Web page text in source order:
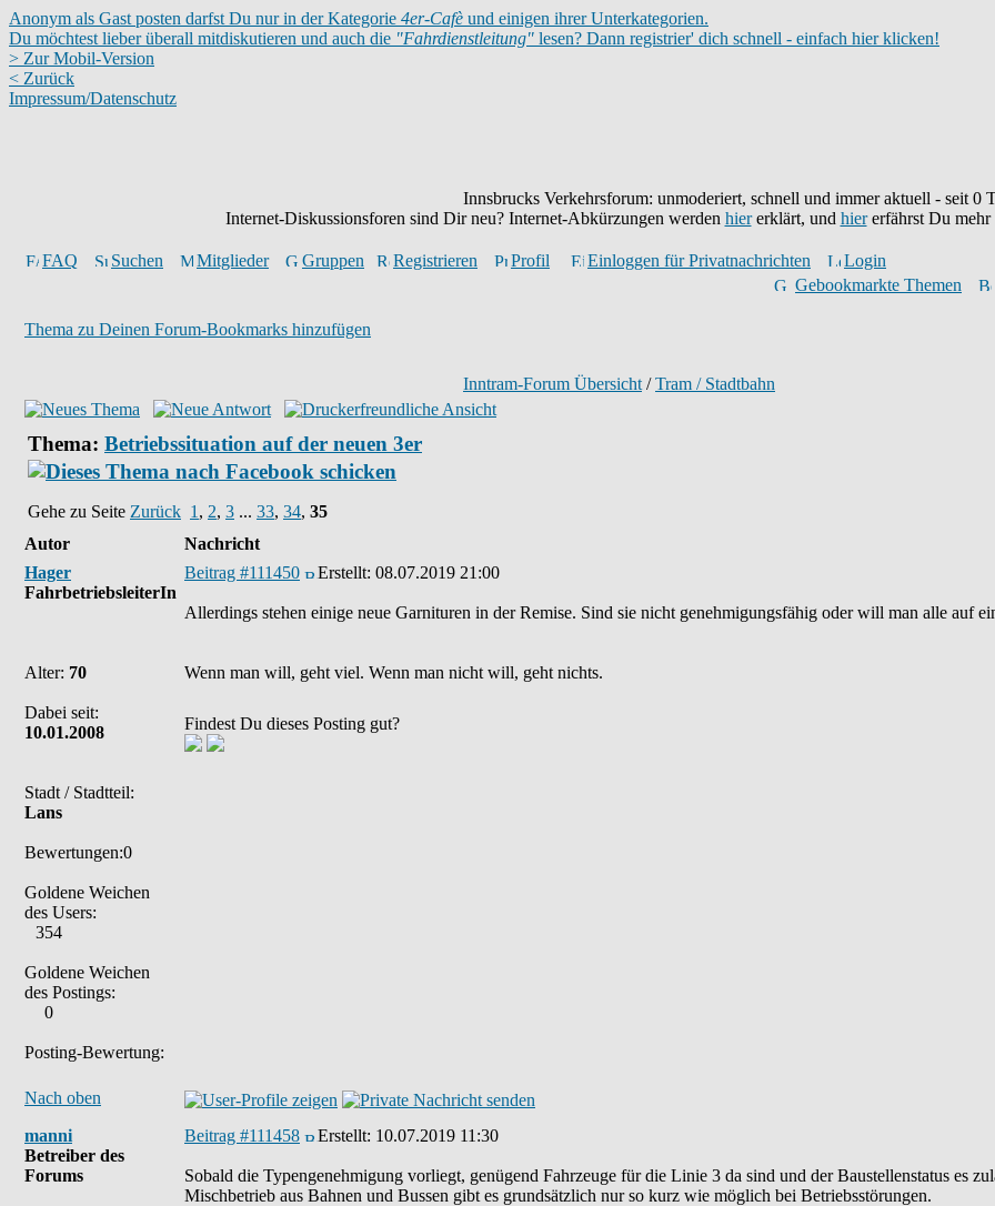
Anonym als Gast posten darfst Du nur in der Kategorie 4er-Cafè und einigen ihrer Unterkategorien.
Du möchtest lieber überall mitdiskutieren und auch die "Fahrdienstleitung" lesen? Dann registrier' dich schnell - einfach hier klicken!
> Zur Mobil-Version
< Zurück
Impressum/Datenschutz
Innsbrucks Verkehrsforum: unmoderiert, schnell und immer aktuell - seit 0
Internet-Diskussionsforen sind Dir neu? Internet-Abkürzungen werden hiererklärt, und hiererfährst Du mehr
FAQ Suchen Mitglieder Gruppen Registrieren Profil Einloggen für Privatnachrichten
Login
Gebookmarkte Themen
Thema zu Deinen Forum-Bookmarks hinzufügen
Inntram-Forum Übersicht /Tram / Stadtbahn
Thema: Betriebssituation auf der neuen 3er
Gehe zu Seite Zurück 1 , 2, 3 ... 33, 34, 35
Autor
Nachricht
Hager
FahrbetriebsleiterIn
Alter: 70
Dabei seit:
10.01.2008
Stadt / Stadtteil:
Lans
Bewertungen:0
Goldene Weichen
des Users:
354
Goldene Weichen
des Postings:
0
Posting-Bewertung:
Beitrag #111450 Erstellt: 08.07.2019 21:00
Allerdings stehen einige neue Garnituren in der Remise. Sind sie nicht genehmigungsfähig oder will man alle auf
Wenn man will, geht viel. Wenn man nicht will, geht nichts.
Findest Du dieses Posting gut?
Nach oben
manni
Betreiber des
Forums
Beitrag #111458 Erstellt: 10.07.2019 11:30
Sobald die Typengenehmigung vorliegt, genügend Fahrzeuge für die Linie 3 da sind und der Baustellenstatus es
Mischbetrieb aus Bahnen und Bussen gibt es grundsätzlich nur so kurz wie möglich bei Betriebsstörungen.